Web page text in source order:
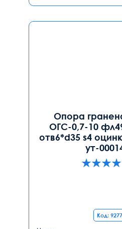
Опора
ОГС-0,7-10
отв6*d35 s4
ут-
Код: